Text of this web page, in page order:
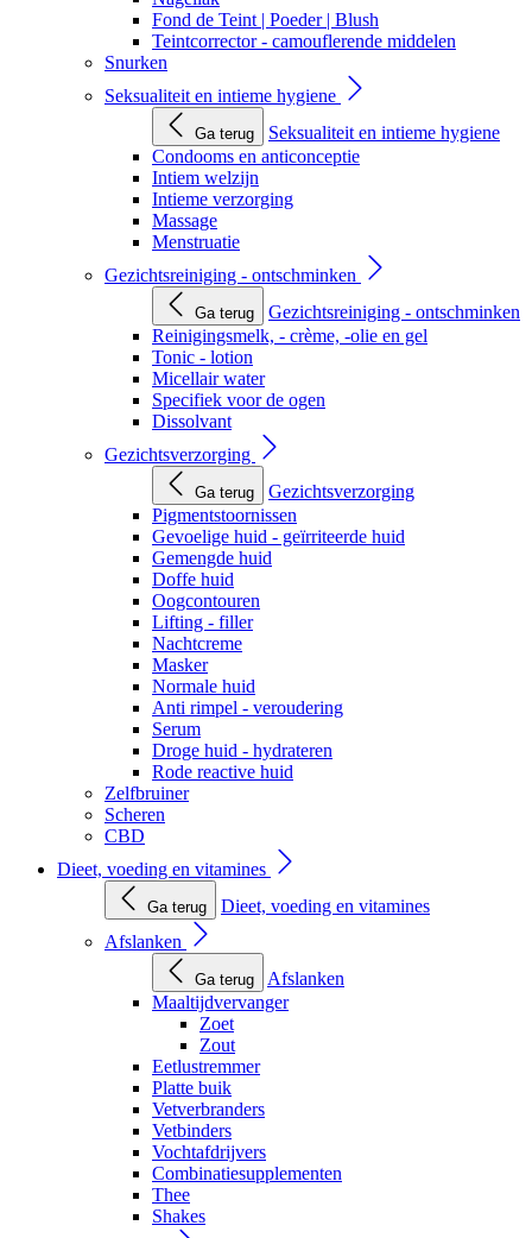
Fond de Teint | Poeder | Blush
Teintcorrector - camouflerende middelen
Snurken
Seksualiteit en intieme hygiene
Ga terug
Seksualiteit en intieme hygiene
Condooms en anticonceptie
Intiem welzijn
Intieme verzorging
Massage
Menstruatie
Gezichtsreiniging - ontschminken
Ga terug
Gezichtsreiniging - ontschminken
Reinigingsmelk, - crème, -olie en gel
Tonic - lotion
Micellair water
Specifiek voor de ogen
Dissolvant
Gezichtsverzorging
Ga terug
Gezichtsverzorging
Pigmentstoornissen
Gevoelige huid - geïrriteerde huid
Gemengde huid
Doffe huid
Oogcontouren
Lifting - filler
Nachtcreme
Masker
Normale huid
Anti rimpel - veroudering
Serum
Droge huid - hydrateren
Rode reactive huid
Zelfbruiner
Scheren
CBD
Dieet, voeding en vitamines
Ga terug
Dieet, voeding en vitamines
Afslanken
Ga terug
Afslanken
Maaltijdvervanger
Zoet
Zout
Eetlustremmer
Platte buik
Vetverbranders
Vetbinders
Vochtafdrijvers
Combinatiesupplementen
Thee
Shakes